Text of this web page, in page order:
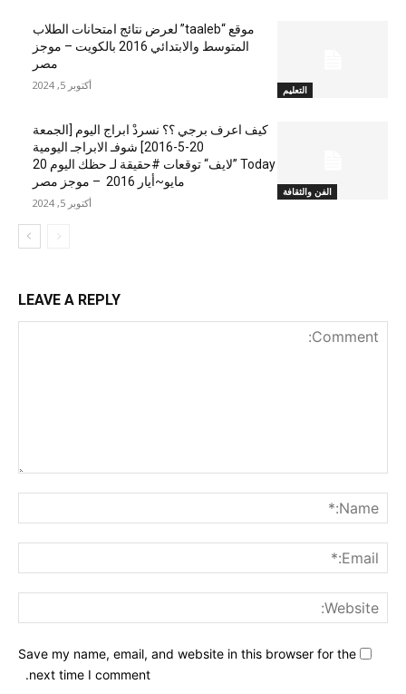
التعليم
موقع “taaleb” لعرض نتائج امتحانات الطلاب
المتوسط والابتدائي 2016 بالكويت – موجز
مصر
أكتوبر 5, 2024
الفن والثقافة
كيف اعرف برجي ؟؟ نسردْ ابراج اليوم [الجمعة
20-5-2016] شوفـ الابراجـ اليومية
Today ”لايف“ توقعات #حقيقة لـ حظك اليوم 20
مايو~أيار 2016 – موجز مصر
أكتوبر 5, 2024
LEAVE A REPLY
Save my name, email, and website in this browser for the
next time I comment.